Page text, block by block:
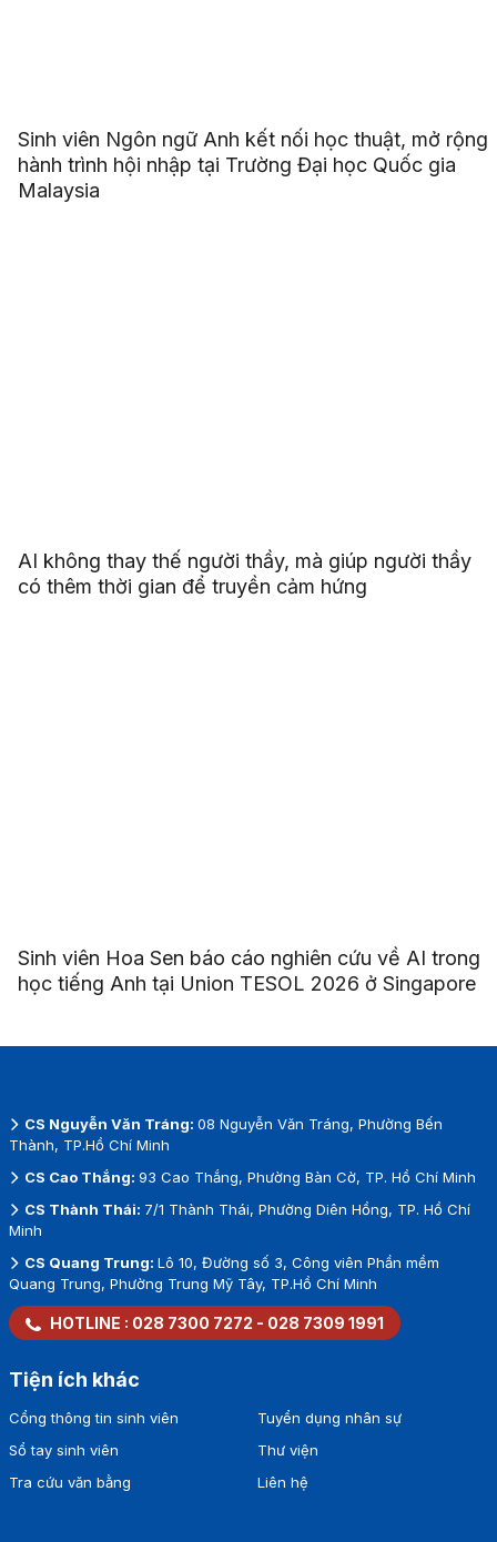
Sinh viên Ngôn ngữ Anh kết nối học thuật, mở rộng
hành trình hội nhập tại Trường Đại học Quốc gia
Malaysia
AI không thay thế người thầy, mà giúp người thầy
có thêm thời gian để truyền cảm hứng
Sinh viên Hoa Sen báo cáo nghiên cứu về AI trong
học tiếng Anh tại Union TESOL 2026 ở Singapore
CS Nguyễn Văn Tráng: 08 Nguyễn Văn Tráng, Phường Bến
Thành, TP.Hồ Chí Minh
CS Cao Thắng: 93 Cao Thắng, Phường Bàn Cờ, TP. Hồ Chí Minh
CS Thành Thái: 7/1 Thành Thái, Phường Diên Hồng, TP. Hồ Chí
Minh
CS Quang Trung: Lô 10, Đường số 3, Công viên Phần mềm
Quang Trung, Phường Trung Mỹ Tây, TP.Hồ Chí Minh
HOTLINE : 028 7300 7272 - 028 7309 1991
Tiện ích khác
Cổng thông tin sinh viên
Sổ tay sinh viên
Tra cứu văn bằng
Tuyển dụng nhân sự
Thư viện
Liên hệ